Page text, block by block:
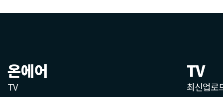
온에어
TV
TV
최신업로